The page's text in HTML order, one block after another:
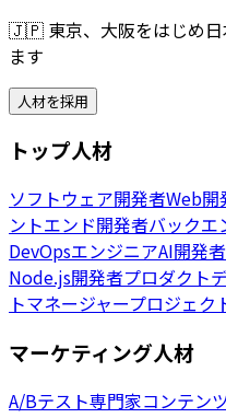
🇯🇵 東京、大阪をはじめ
ます
人材を採用
トップ人材
ソフトウェア開発者Web開
ントエンド開発者バックエ
DevOpsエンジニアAI開発者
Node.js開発者プロダクト
トマネージャープロジェク
マーケティング人材
A/Bテスト専門家コンテン